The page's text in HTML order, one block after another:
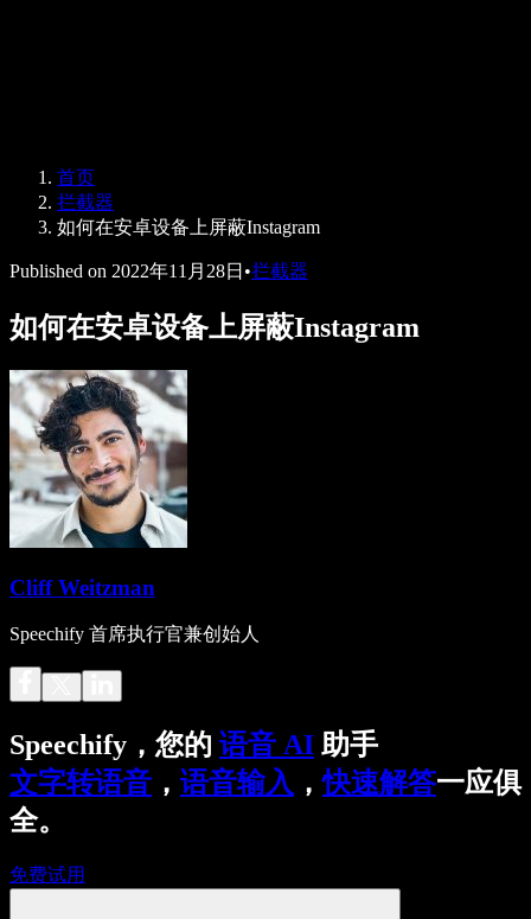
SIMBA 语音助手
Speechify 开发者服务
首页
拦截器
如何在安卓设备上屏蔽Instagram
Published on 2022年11月28日 •拦截器
如何在安卓设备上屏蔽Instagram
Cliff Weitzman
Speechify 首席执行官兼创始人
Speechify，您的 语音 AI 助手
文字转语音 ， 语音输入 ，快速解答一应俱
全。
免费试用